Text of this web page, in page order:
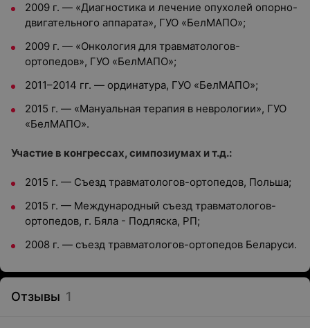
2009 г. — «Диагностика и лечение опухолей опорно-
двигательного аппарата», ГУО «БелМАПО»;
2009 г. — «Онкология для травматологов-
ортопедов», ГУО «БелМАПО»;
2011–2014 гг. — ординатура, ГУО «БелМАПО»;
2015 г. — «Мануальная терапия в неврологии», ГУО
«БелМАПО».
Участие в конгрессах, симпозиумах и т.д.:
2015 г. — Съезд травматологов-ортопедов, Польша;
2015 г. — Международный съезд травматологов-
ортопедов, г. Бяла - Подляска, РП;
2008 г. — съезд травматологов-ортопедов Беларуси.
Отзывы 1